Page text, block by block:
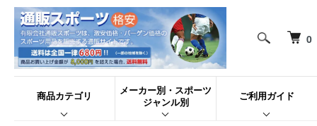
0
商品カテゴリ
メーカー別・スポーツ
ジャンル別
ご利用ガイド